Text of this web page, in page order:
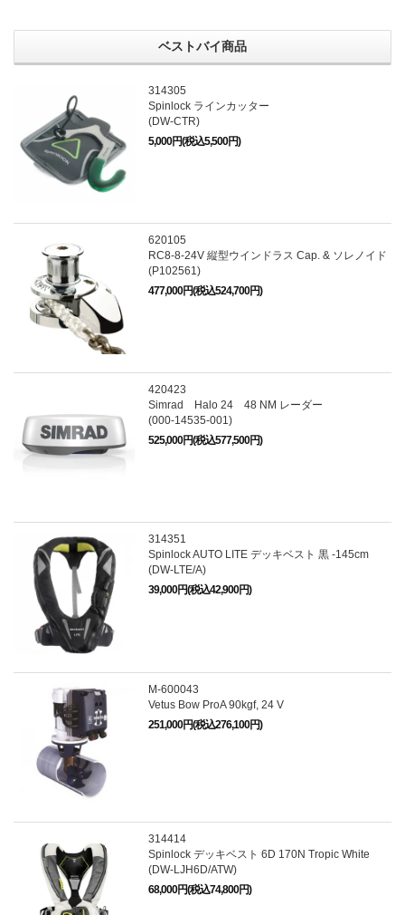
ベストバイ商品
314305
Spinlock ラインカッター
(DW-CTR)
5,000円(税込5,500円)
620105
RC8-8-24V 縦型ウインドラス Cap. & ソレノイド
(P102561)
477,000円(税込524,700円)
420423
Simrad Halo 24 48 NM レーダー
(000-14535-001)
525,000円(税込577,500円)
314351
Spinlock AUTO LITE デッキベスト 黒 -145cm
(DW-LTE/A)
39,000円(税込42,900円)
M-600043
Vetus Bow ProA 90kgf, 24 V
251,000円(税込276,100円)
314414
Spinlock デッキベスト 6D 170N Tropic White
(DW-LJH6D/ATW)
68,000円(税込74,800円)